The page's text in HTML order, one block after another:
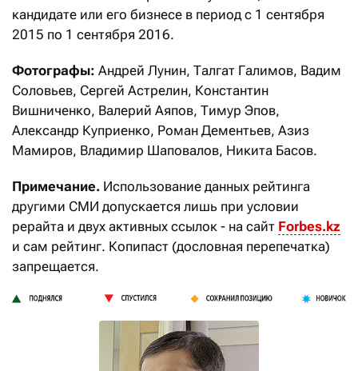
кандидате или его бизнесе в период с 1 сентября
2015 по 1 сентября 2016.
Фотографы: Андрей Лунин, Талгат Галимов, Вадим
Соловьев, Сергей Астрелин, Константин
Вишниченко, Валерий Аяпов, Тимур Эпов,
Александр Куприенко, Роман Дементьев, Азиз
Мамиров, Владимир Шаповалов, Никита Басов.
Примечание. Использование данных рейтинга
другими СМИ допускается лишь при условии
рерайта и двух активных ссылок - на сайт Forbes.kz
и сам рейтинг. Копипаст (дословная перепечатка)
запрещается.